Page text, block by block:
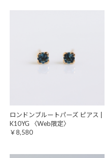
ロンドンブルートパーズ ピアス |
K10YG 〈Web限定〉
￥8,580